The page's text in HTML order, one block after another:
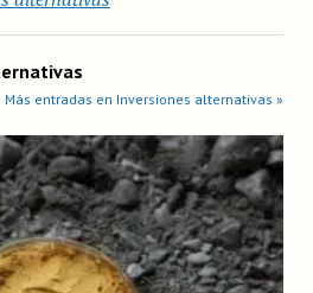
Más entradas en Inversiones alternativas »